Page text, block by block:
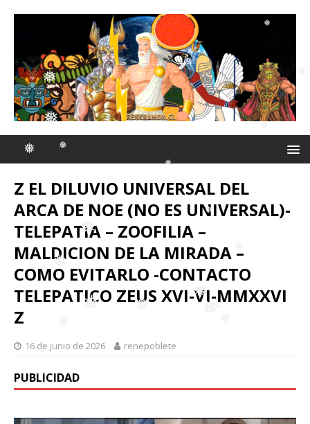
❅
❅
❅
❅
❅
❅
❅
❅
❅
❅
❅
❅
❅
Z EL DILUVIO UNIVERSAL DEL
ARCA DE NOE (NO ES UNIVERSAL)-
TELEPATIA – ZOOFILIA –
MALDICION DE LA MIRADA –
COMO EVITARLO -CONTACTO
TELEPATICO ZEUS XVI-VI-MMXXVI
Z
16 de junio de 2026 renepoblete
PUBLICIDAD